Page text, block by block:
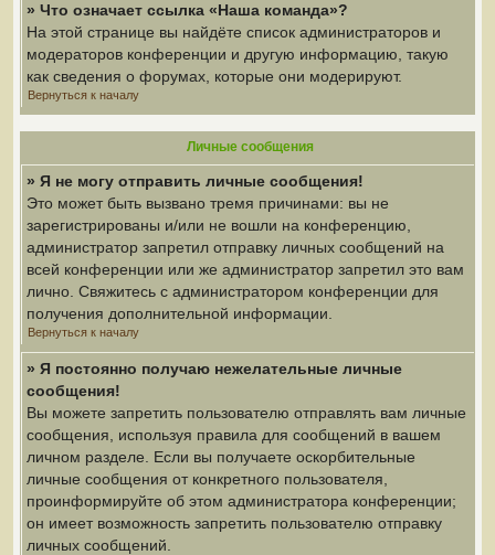
» Что означает ссылка «Наша команда»?
На этой странице вы найдёте список администраторов и
модераторов конференции и другую информацию, такую
как сведения о форумах, которые они модерируют.
Вернуться к началу
Личные сообщения
» Я не могу отправить личные сообщения!
Это может быть вызвано тремя причинами: вы не
зарегистрированы и/или не вошли на конференцию,
администратор запретил отправку личных сообщений на
всей конференции или же администратор запретил это вам
лично. Свяжитесь с администратором конференции для
получения дополнительной информации.
Вернуться к началу
» Я постоянно получаю нежелательные личные
сообщения!
Вы можете запретить пользователю отправлять вам личные
сообщения, используя правила для сообщений в вашем
личном разделе. Если вы получаете оскорбительные
личные сообщения от конкретного пользователя,
проинформируйте об этом администратора конференции;
он имеет возможность запретить пользователю отправку
личных сообщений.